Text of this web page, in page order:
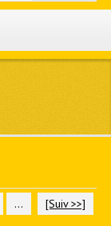
...
[Suiv >>]